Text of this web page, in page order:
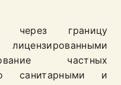
через границу
частных
санитарными и